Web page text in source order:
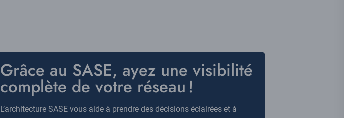
Titre
Grâce au SASE, ayez une visibilité
complète de votre réseau !
Description
L’architecture SASE vous aide à prendre des décisions éclairées et à